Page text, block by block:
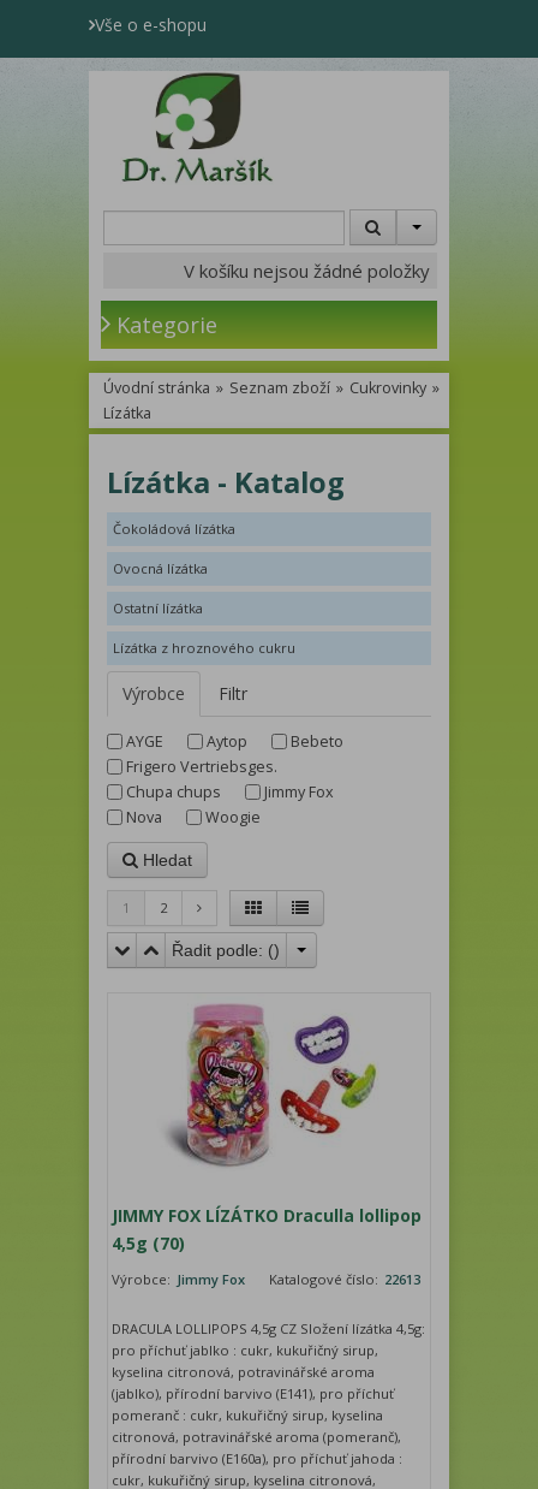
Vše o e-shopu
V košíku nejsou žádné položky
Kategorie
Úvodní stránka » Seznam zboží » Cukrovinky »
Lízátka
Lízátka - Katalog
Čokoládová lízátka
Ovocná lízátka
Ostatní lízátka
Lízátka z hroznového cukru
Výrobce Filtr
AYGE Aytop
Bebeto
Frigero Vertriebsges.
Chupa chups
Jimmy Fox
Nova
Woogie
Hledat
1 2
Řadit podle: ()
JIMMY FOX LÍZÁTKO Draculla lollipop
4,5g (70)
Výrobce: Jimmy Fox Katalogové číslo: 22613
DRACULA LOLLIPOPS 4,5g CZ Složení lízátka 4,5g:
pro příchuť jablko : cukr, kukuřičný sirup,
kyselina citronová, potravinářské aroma
(jablko), přírodní barvivo (E141), pro příchuť
pomeranč : cukr, kukuřičný sirup, kyselina
citronová, potravinářské aroma (pomeranč),
přírodní barvivo (E160a), pro příchuť jahoda :
cukr, kukuřičný sirup, kyselina citronová,